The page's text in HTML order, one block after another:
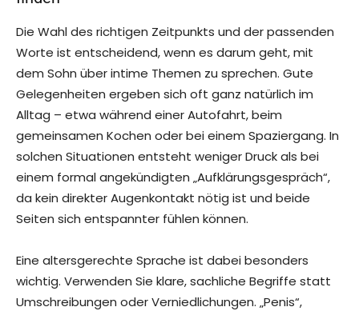
Die Wahl des richtigen Zeitpunkts und der passenden
Worte ist entscheidend, wenn es darum geht, mit
dem Sohn über intime Themen zu sprechen. Gute
Gelegenheiten ergeben sich oft ganz natürlich im
Alltag – etwa während einer Autofahrt, beim
gemeinsamen Kochen oder bei einem Spaziergang. In
solchen Situationen entsteht weniger Druck als bei
einem formal angekündigten „Aufklärungsgespräch“,
da kein direkter Augenkontakt nötig ist und beide
Seiten sich entspannter fühlen können.
Eine altersgerechte Sprache ist dabei besonders
wichtig. Verwenden Sie klare, sachliche Begriffe statt
Umschreibungen oder Verniedlichungen. „Penis“,